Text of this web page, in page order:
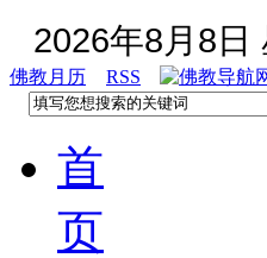
2026年8月8日
佛教月历 RSS
首
页